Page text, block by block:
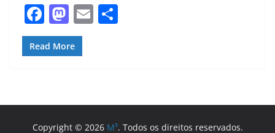
F
a
c
o
M
a
st
o
E
Read More
Copyright © 2026 M³. Todos os direitos reservados.